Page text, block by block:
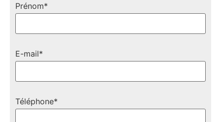
Prénom*
E-mail*
Téléphone*